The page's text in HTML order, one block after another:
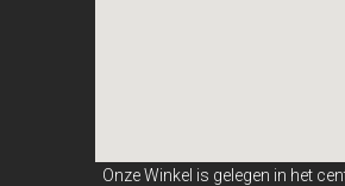
Onze Winkel is gelegen in het